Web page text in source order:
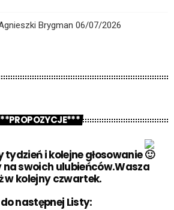
Brygman 06/07/2026
tydzień i kolejne głosowanie
na swoich ulubieńców.Wasza
w kolejny czwartek.
następnej Listy: